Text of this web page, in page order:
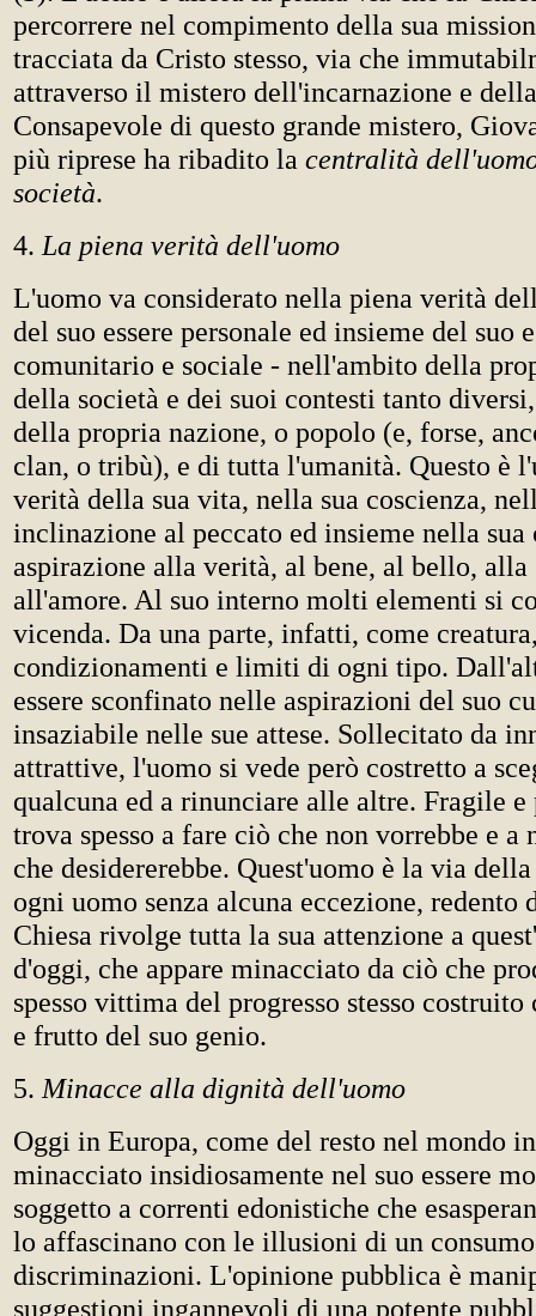
percorrere nel compimento della sua
tracciata da Cristo stesso, via che
attraverso il mistero dell'incarnazione e
Consapevole di questo grande mistero,
più riprese ha ribadito la centralità
società.
4. La piena verità dell'uomo
L'uomo va considerato nella piena verità
del suo essere personale ed insieme del suo
comunitario e sociale - nell'ambito della
della società e dei suoi contesti tanto
della propria nazione, o popolo (e, forse,
clan, o tribù), e di tutta l'umanità. Questo è
verità della sua vita, nella sua coscienza,
inclinazione al peccato ed insieme nella sua
aspirazione alla verità, al bene, al bello,
all'amore. Al suo interno molti elementi si
vicenda. Da una parte, infatti, come
condizionamenti e limiti di ogni tipo.
essere sconfinato nelle aspirazioni del suo
insaziabile nelle sue attese. Sollecitato da
attrattive, l'uomo si vede però costretto a
qualcuna ed a rinunciare alle altre. Fragile e
trova spesso a fare ciò che non vorrebbe e a
che desidererebbe. Quest'uomo è la via
ogni uomo senza alcuna eccezione, redento
Chiesa rivolge tutta la sua attenzione a
d'oggi, che appare minacciato da ciò che
spesso vittima del progresso stesso costruito
e frutto del suo genio.
5. Minacce alla dignità dell'uomo
Oggi in Europa, come del resto nel mondo
minacciato insidiosamente nel suo essere
soggetto a correnti edonistiche che
lo affascinano con le illusioni di un consumo
discriminazioni. L'opinione pubblica è
suggestioni ingannevoli di una potente